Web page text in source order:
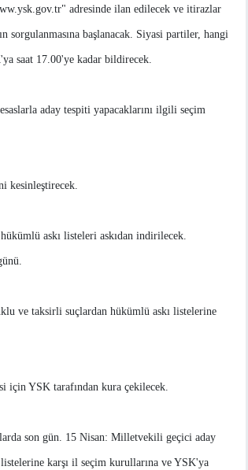
adresinde ilan edilecek ve itirazlar
sorgulanmasına başlanacak. Siyasi partiler, hangi
saat 17.00'ye kadar bildirecek.
aday tespiti yapacaklarını ilgili seçim
kesinleştirecek.
askı listeleri askıdan indirilecek.
ve taksirli suçlardan hükümlü askı listelerine
için YSK tarafından kura çekilecek.
son gün. 15 Nisan: Milletvekili geçici aday
karşı il seçim kurullarına ve YSK'ya